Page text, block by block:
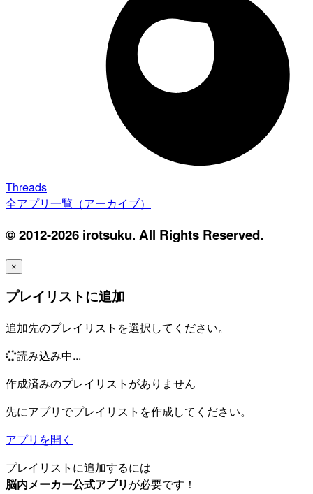
Threads
全アプリ一覧（アーカイブ）
© 2012-2026 irotsuku. All Rights Reserved.
×
プレイリストに追加
追加先のプレイリストを選択してください。
読み込み中...
作成済みのプレイリストがありません
先にアプリでプレイリストを作成してください。
アプリを開く
プレイリストに追加するには
脳内メーカー公式アプリが必要です！